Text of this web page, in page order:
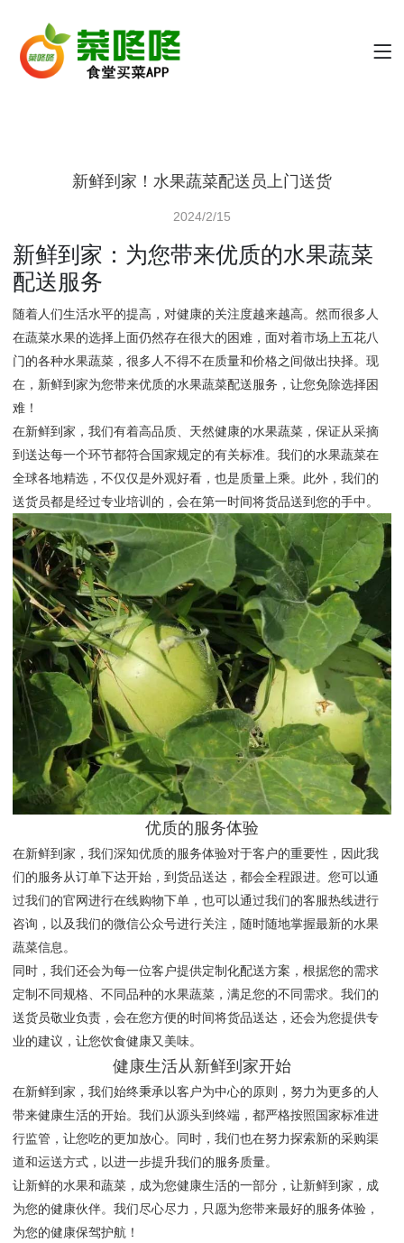
新鲜到家！水果蔬菜配送员上门送货
2024/2/15
新鲜到家：为您带来优质的水果蔬菜
配送服务
随着人们生活水平的提高，对健康的关注度越来越高。然而很多人
在蔬菜水果的选择上面仍然存在很大的困难，面对着市场上五花八
门的各种水果蔬菜，很多人不得不在质量和价格之间做出抉择。现
在，新鲜到家为您带来优质的水果蔬菜配送服务，让您免除选择困
难！
在新鲜到家，我们有着高品质、天然健康的水果蔬菜，保证从采摘
到送达每一个环节都符合国家规定的有关标准。我们的水果蔬菜在
全球各地精选，不仅仅是外观好看，也是质量上乘。此外，我们的
送货员都是经过专业培训的，会在第一时间将货品送到您的手中。
优质的服务体验
在新鲜到家，我们深知优质的服务体验对于客户的重要性，因此我
们的服务从订单下达开始，到货品送达，都会全程跟进。您可以通
过我们的官网进行在线购物下单，也可以通过我们的客服热线进行
咨询，以及我们的微信公众号进行关注，随时随地掌握最新的水果
蔬菜信息。
同时，我们还会为每一位客户提供定制化配送方案，根据您的需求
定制不同规格、不同品种的水果蔬菜，满足您的不同需求。我们的
送货员敬业负责，会在您方便的时间将货品送达，还会为您提供专
业的建议，让您饮食健康又美味。
健康生活从新鲜到家开始
在新鲜到家，我们始终秉承以客户为中心的原则，努力为更多的人
带来健康生活的开始。我们从源头到终端，都严格按照国家标准进
行监管，让您吃的更加放心。同时，我们也在努力探索新的采购渠
道和运送方式，以进一步提升我们的服务质量。
让新鲜的水果和蔬菜，成为您健康生活的一部分，让新鲜到家，成
为您的健康伙伴。我们尽心尽力，只愿为您带来最好的服务体验，
为您的健康保驾护航！